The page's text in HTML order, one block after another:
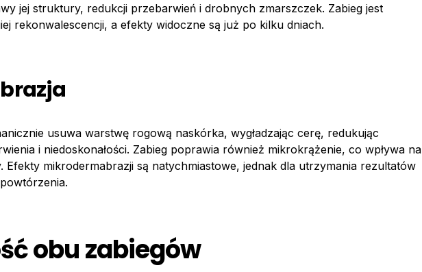
jej struktury, redukcji przebarwień i drobnych zmarszczek. Zabieg jest
rekonwalescencji, a efekty widoczne są już po kilku dniach.
usuwa warstwę rogową naskórka, wygładzając cerę, redukując
i niedoskonałości. Zabieg poprawia również mikrokrążenie, co wpływa na
Efekty mikrodermabrazji są natychmiastowe, jednak dla utrzymania rezultatów
obu zabiegów